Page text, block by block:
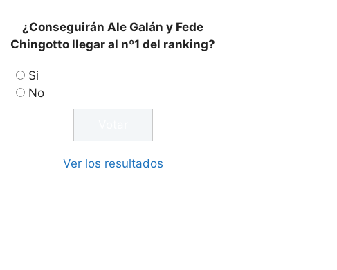
¿Conseguirán Ale Galán y Fede
Chingotto llegar al nº1 del ranking?
Si
No
Ver los resultados